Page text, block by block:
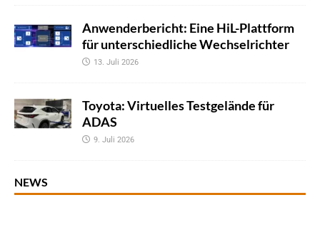
Anwenderbericht: Eine HiL-Plattform
für unterschiedliche Wechselrichter
13. Juli 2026
Toyota: Virtuelles Testgelände für
ADAS
9. Juli 2026
NEWS